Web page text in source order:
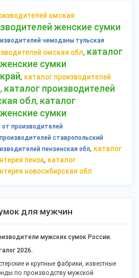
омская
женские сумки
чемоданы тульская
омская обл, каталог
сумки
, каталог производителей
, каталог производителей
обл, каталог
сумки
от производителей
ставропольский
пензенская обл, каталог
пенза, каталог
новосибирская обл
для мужчин
мужских сумок России.
2026.
и крупные фабрики, известные
по производству мужской